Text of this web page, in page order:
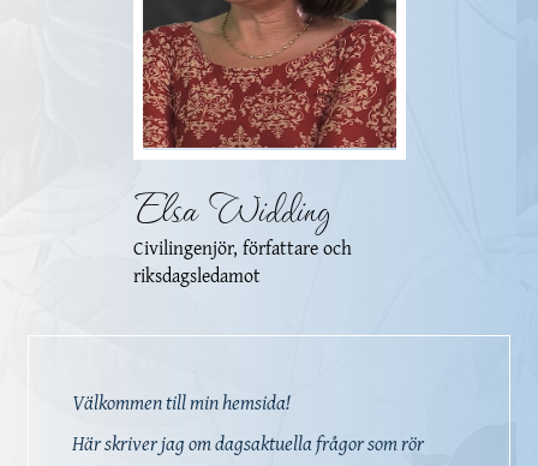
Elsa Widding
Civilingenjör, författare och
riksdagsledamot
Välkommen till min hemsida!
Här skriver jag om dagsaktuella frågor som rör